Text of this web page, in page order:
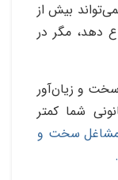
بیش از
دهد، مگر در
و زیان‌آور
شما کمتر
مشاغل سخت و
.